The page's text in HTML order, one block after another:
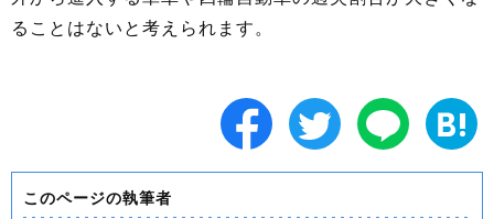
ることはないと考えられます。
このページの執筆者